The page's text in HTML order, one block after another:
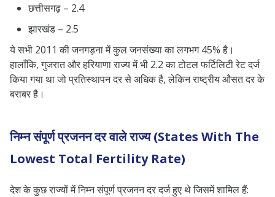
छत्तीसगढ़ – 2.4
झारखंड – 2.5
ये सभी 2011 की जनगड़ना में कुल जनसंख्या का लगभग 45% है।
हालाँकि, गुजरात और हरियाणा राज्य में भी 2.2 का टोटल फर्टिलिटी रेट दर्ज
किया गया था जो प्रतिस्थापन दर से अधिक है, लेकिन राष्ट्रीय औसत दर के
बराबर है।
निम्न संपूर्ण प्रजनन दर वाले राज्य (States With The
Lowest Total Fertility Rate)
देश के कुछ राज्यों में निम्न संपूर्ण प्रजनन दर दर्ज हुए थे जिसमें शामिल हैं: